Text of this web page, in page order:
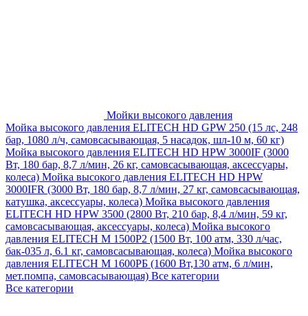
Мойки высокого давления
Мойка высокого давления ELITECH HD GPW 250 (15 лс, 248
бар, 1080 л/ч, самовсасывающая, 5 насадок, шл-10 м, 60 кг)
Мойка высокого давления ELITECH HD HPW 3000IF (3000
Вт, 180 бар, 8,7 л/мин, 26 кг, самовсасывающая, аксессуары,
колеса) Мойка высокого давления ELITECH HD HPW
3000IFR (3000 Вт, 180 бар, 8,7 л/мин, 27 кг, самовсасывающая,
катушка, аксессуары, колеса) Мойка высокого давления
ELITECH HD HPW 3500 (2800 Вт, 210 бар, 8,4 л/мин, 59 кг,
самовсасывающая, аксессуары, колеса) Мойка высокого
давления ELITECH M 1500P2 (1500 Вт, 100 атм, 330 л/час,
бак-035 л, 6.1 кг, самовсасывающая, колеса) Мойка высокого
давления ELITECH М 1600РБ (1600 Вт,130 атм, 6 л/мин,
мет.помпа, самовсасывающая) Все категории
Все категории